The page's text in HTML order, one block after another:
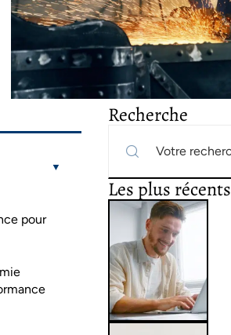
pour
Recherche
Les plus récents